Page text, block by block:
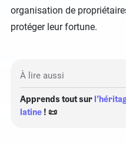
organisation de
protéger leur fortune.
À lire aussi
Apprends tout sur
latine ! 📜